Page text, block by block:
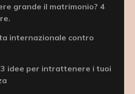
grande il matrimonio? 4
internazionale contro
3 idee per intrattenere i tuoi